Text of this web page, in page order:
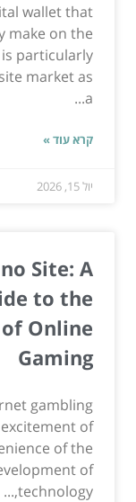
wallet that
make on the
particularly
market as
a...
קרא עוד »
יול 15, 2026
Site: A
to the
Online
Gaming
gambling
of
of the
of
technology,...